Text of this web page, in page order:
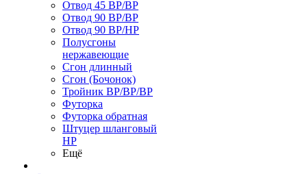
Отвод 45 ВР/ВР
Отвод 90 ВР/ВР
Отвод 90 ВР/НР
Полусгоны
нержавеющие
Сгон длинный
Сгон (Бочонок)
Тройник ВР/ВР/ВР
Футорка
Футорка обратная
Штуцер шланговый
НР
Ещё